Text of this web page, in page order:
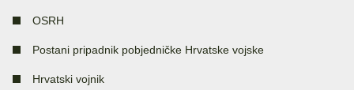
OSRH
Postani pripadnik pobjedničke Hrvatske vojske
Hrvatski vojnik